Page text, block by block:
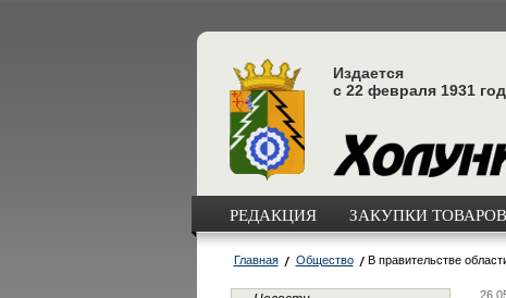
Издается
с 22 февраля 1931
РЕДАКЦИЯ ЗАКУПКИ
Главная Общество В правительстве